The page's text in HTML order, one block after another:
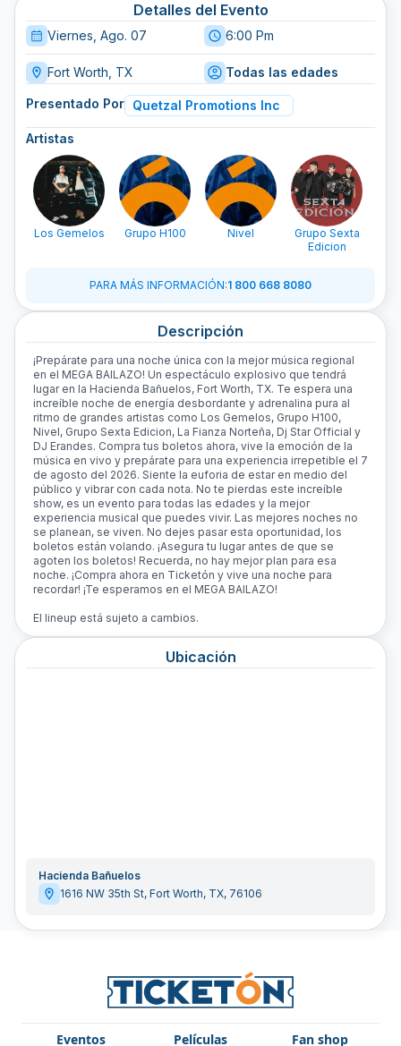
Detalles del Evento
Viernes, Ago. 07 6:00 Pm
Fort Worth, TX Todas las edades
Presentado Por Quetzal Promotions Inc
Artistas
Los Gemelos Grupo H100 Nivel
Grupo Sexta
Edicion
PARA MÁS INFORMACIÓN:1 800 668 8080
Descripción
¡Prepárate para una noche única con la mejor música regional
en el MEGA BAILAZO! Un espectáculo explosivo que tendrá
lugar en la Hacienda Bañuelos, Fort Worth, TX. Te espera una
increíble noche de energía desbordante y adrenalina pura al
ritmo de grandes artistas como Los Gemelos, Grupo H100,
Nivel, Grupo Sexta Edicion, La Fianza Norteña, Dj Star Official y
DJ Erandes. Compra tus boletos ahora, vive la emoción de la
música en vivo y prepárate para una experiencia irrepetible el 7
de agosto del 2026. Siente la euforia de estar en medio del
público y vibrar con cada nota. No te pierdas este increíble
show, es un evento para todas las edades y la mejor
experiencia musical que puedes vivir. Las mejores noches no
se planean, se viven. No dejes pasar esta oportunidad, los
boletos están volando. ¡Asegura tu lugar antes de que se
agoten los boletos! Recuerda, no hay mejor plan para esa
noche. ¡Compra ahora en Ticketón y vive una noche para
recordar! ¡Te esperamos en el MEGA BAILAZO!
El lineup está sujeto a cambios.
Ubicación
Hacienda Bañuelos
1616 NW 35th St, Fort Worth, TX, 76106
Eventos Películas Fan shop